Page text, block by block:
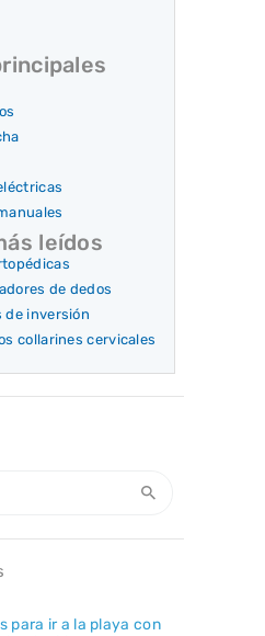
leídos
de dedos
de inversión
collarines cervicales
para ir a la playa con